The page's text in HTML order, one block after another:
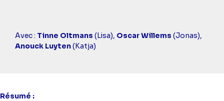
Casting
simba
Avec : Tinne Oltmans (Lisa), Oscar Willems (Jonas),
Anouck Luyten(Katja)
Résumé